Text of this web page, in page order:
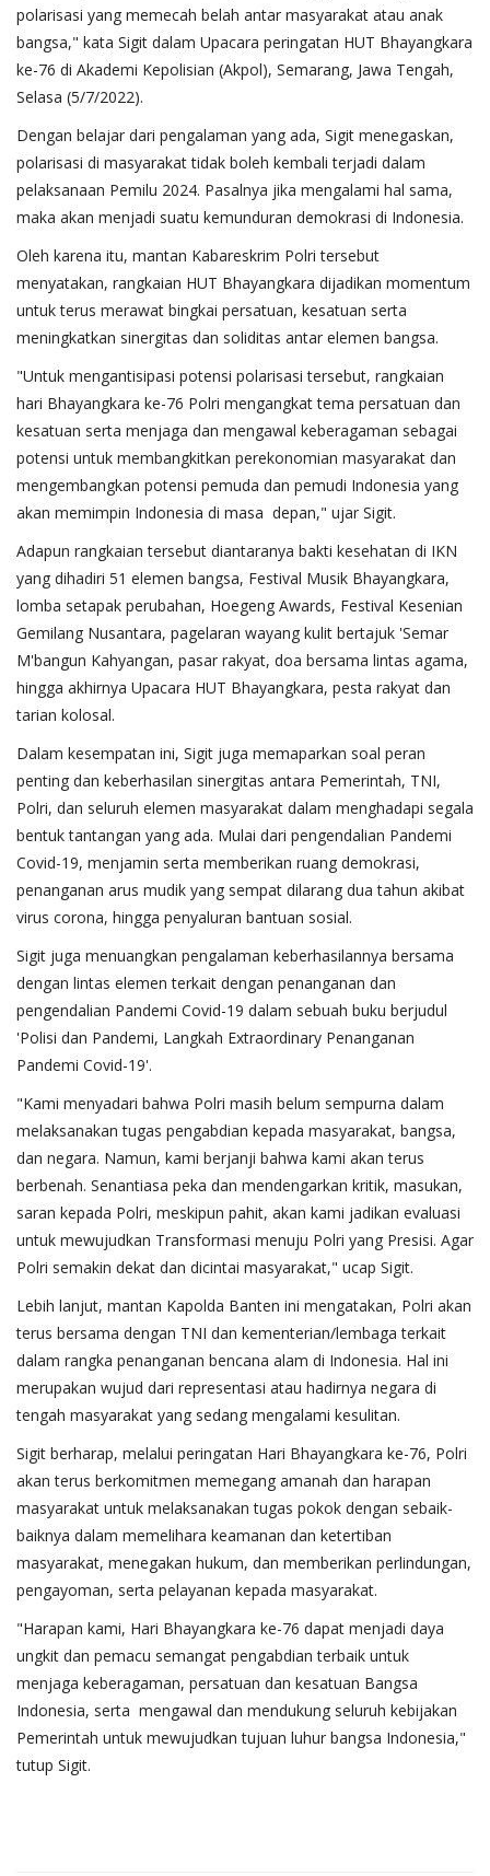
polarisasi yang memecah belah antar masyarakat atau anak
bangsa," kata Sigit dalam Upacara peringatan HUT Bhayangkara
ke-76 di Akademi Kepolisian (Akpol), Semarang, Jawa Tengah,
Selasa (5/7/2022).
Dengan belajar dari pengalaman yang ada, Sigit menegaskan,
polarisasi di masyarakat tidak boleh kembali terjadi dalam
pelaksanaan Pemilu 2024. Pasalnya jika mengalami hal sama,
maka akan menjadi suatu kemunduran demokrasi di Indonesia.
Oleh karena itu, mantan Kabareskrim Polri tersebut
menyatakan, rangkaian HUT Bhayangkara dijadikan momentum
untuk terus merawat bingkai persatuan, kesatuan serta
meningkatkan sinergitas dan soliditas antar elemen bangsa.
"Untuk mengantisipasi potensi polarisasi tersebut, rangkaian
hari Bhayangkara ke-76 Polri mengangkat tema persatuan dan
kesatuan serta menjaga dan mengawal keberagaman sebagai
potensi untuk membangkitkan perekonomian masyarakat dan
mengembangkan potensi pemuda dan pemudi Indonesia yang
akan memimpin Indonesia di masa depan," ujar Sigit.
Adapun rangkaian tersebut diantaranya bakti kesehatan di IKN
yang dihadiri 51 elemen bangsa, Festival Musik Bhayangkara,
lomba setapak perubahan, Hoegeng Awards, Festival Kesenian
Gemilang Nusantara, pagelaran wayang kulit bertajuk 'Semar
M'bangun Kahyangan, pasar rakyat, doa bersama lintas agama,
hingga akhirnya Upacara HUT Bhayangkara, pesta rakyat dan
tarian kolosal.
Dalam kesempatan ini, Sigit juga memaparkan soal peran
penting dan keberhasilan sinergitas antara Pemerintah, TNI,
Polri, dan seluruh elemen masyarakat dalam menghadapi segala
bentuk tantangan yang ada. Mulai dari pengendalian Pandemi
Covid-19, menjamin serta memberikan ruang demokrasi,
penanganan arus mudik yang sempat dilarang dua tahun akibat
virus corona, hingga penyaluran bantuan sosial.
Sigit juga menuangkan pengalaman keberhasilannya bersama
dengan lintas elemen terkait dengan penanganan dan
pengendalian Pandemi Covid-19 dalam sebuah buku berjudul
'Polisi dan Pandemi, Langkah Extraordinary Penanganan
Pandemi Covid-19'.
"Kami menyadari bahwa Polri masih belum sempurna dalam
melaksanakan tugas pengabdian kepada masyarakat, bangsa,
dan negara. Namun, kami berjanji bahwa kami akan terus
berbenah. Senantiasa peka dan mendengarkan kritik, masukan,
saran kepada Polri, meskipun pahit, akan kami jadikan evaluasi
untuk mewujudkan Transformasi menuju Polri yang Presisi. Agar
Polri semakin dekat dan dicintai masyarakat," ucap Sigit.
Lebih lanjut, mantan Kapolda Banten ini mengatakan, Polri akan
terus bersama dengan TNI dan kementerian/lembaga terkait
dalam rangka penanganan bencana alam di Indonesia. Hal ini
merupakan wujud dari representasi atau hadirnya negara di
tengah masyarakat yang sedang mengalami kesulitan.
Sigit berharap, melalui peringatan Hari Bhayangkara ke-76, Polri
akan terus berkomitmen memegang amanah dan harapan
masyarakat untuk melaksanakan tugas pokok dengan sebaik-
baiknya dalam memelihara keamanan dan ketertiban
masyarakat, menegakan hukum, dan memberikan perlindungan,
pengayoman, serta pelayanan kepada masyarakat.
"Harapan kami, Hari Bhayangkara ke-76 dapat menjadi daya
ungkit dan pemacu semangat pengabdian terbaik untuk
menjaga keberagaman, persatuan dan kesatuan Bangsa
Indonesia, serta mengawal dan mendukung seluruh kebijakan
Pemerintah untuk mewujudkan tujuan luhur bangsa Indonesia,"
tutup Sigit.